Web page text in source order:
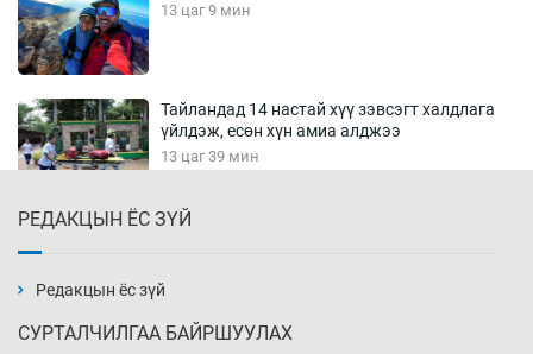
13 цаг 9 мин
Тайландад 14 настай хүү зэвсэгт халдлага
үйлдэж, есөн хүн амиа алджээ
13 цаг 39 мин
РЕДАКЦЫН ЁС ЗҮЙ
Редакцын ёс зүй
СУРТАЛЧИЛГАА БАЙРШУУЛАХ